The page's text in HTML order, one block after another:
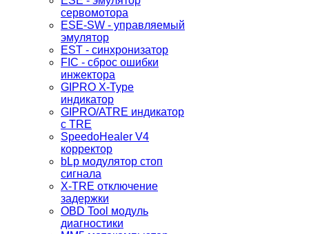
сервомотора
ESE-SW - управляемый
эмулятор
EST - синхронизатор
FIC - сброс ошибки
инжектора
GIPRO X-Type
индикатор
GIPRO/ATRE индикатор
с TRE
SpeedoHealer V4
корректор
bLp модулятор стоп
сигнала
X-TRE отключение
задержки
OBD Tool модуль
диагностики